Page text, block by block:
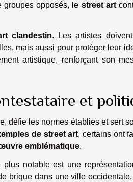
groupes opposés, le street art
clandestin. Les artistes
mais aussi pour protéger leur
artistique, renforçant son
et
défie les normes établies et sert
de street art, certains ont
emblématique.
notable est une
brique dans une ville